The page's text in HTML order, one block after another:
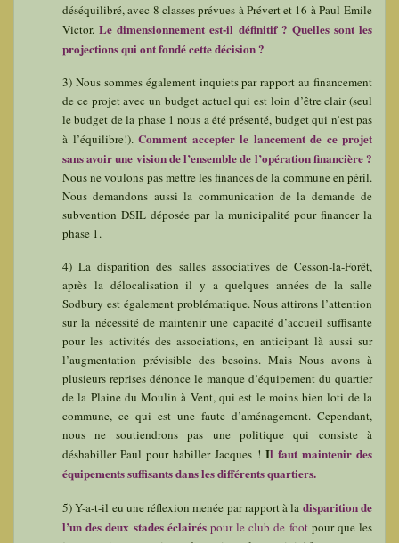
déséquilibré, avec 8 classes prévues à Prévert et 16 à Paul-Emile
Victor. Le dimensionnement est-il définitif ? Quelles sont les
projections qui ont fondé cette décision ?
3) Nous sommes également inquiets par rapport au financement
de ce projet avec un budget actuel qui est loin d’être clair (seul
le budget de la phase 1 nous a été présenté, budget qui n’est pas
à l’équilibre!). Comment accepter le lancement de ce projet
sans avoir une vision de l’ensemble de l’opération financière ?
Nous ne voulons pas mettre les finances de la commune en péril.
Nous demandons aussi la communication de la demande de
subvention DSIL déposée par la municipalité pour financer la
phase 1.
4) La disparition des salles associatives de Cesson-la-Forêt,
après la délocalisation il y a quelques années de la salle
Sodbury est également problématique. Nous attirons l’attention
sur la nécessité de maintenir une capacité d’accueil suffisante
pour les activités des associations, en anticipant là aussi sur
l’augmentation prévisible des besoins. Mais Nous avons à
plusieurs reprises dénonce le manque d’équipement du quartier
de la Plaine du Moulin à Vent, qui est le moins bien loti de la
commune, ce qui est une faute d’aménagement. Cependant,
nous ne soutiendrons pas une politique qui consiste à
déshabiller Paul pour habiller Jacques ! Il faut maintenir des
équipements suffisants dans les différents quartiers.
5) Y-a-t-il eu une réflexion menée par rapport à la disparition de
l’un des deux stades éclairéspour le club de foot pour que les